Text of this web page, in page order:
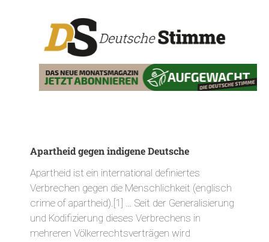
Apartheid gegen indigene Deutsche
Apartheid ist ein international definiertes
Verbrechen gegen die Menschlichkeit (englisch
crime of apartheid).[1] … Seit der Generalisierung
und Kodifizierung dieses Verbrechens in
mehreren Völkerrechtsverträgen wird